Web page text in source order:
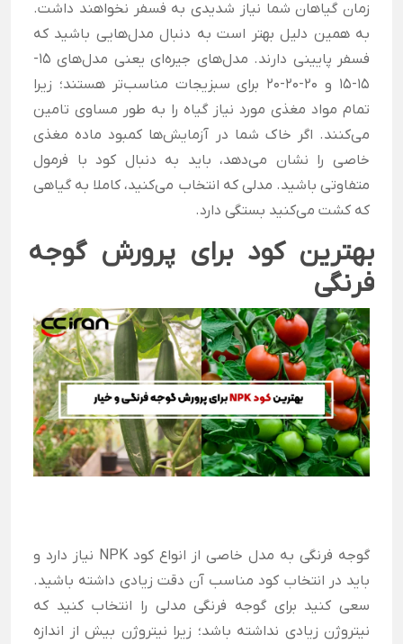
زمان گیاهان شما نیاز شدیدی به فسفر نخواهند داشت.
به همین دلیل بهتر است به دنبال مدل‌هایی باشید که
فسفر پایینی دارند.
مدل‌های جیره‌ای یعنی مدل‌های 15-
15-15 و 20-20-20 برای سبزیجات مناسب‌تر هستند؛ زیرا
تمام مواد مغذی مورد نیاز گیاه را به طور مساوی تامین
می‌کنند. اگر خاک شما در آزمایش‌ها کمبود ماده مغذی
خاصی را نشان می‌دهد، باید به دنبال کود با فرمول
متفاوتی باشید. مدلی که انتخاب می‌کنید، کاملا به گیاهی
که کشت می‌کنید بستگی دارد.
بهترین کود برای پرورش گوجه
فرنگی
گوجه فرنگی به مدل خاصی از انواع کود NPK نیاز دارد و
باید در انتخاب کود مناسب آن دقت زیادی داشته باشید.
سعی کنید برای گوجه فرنگی مدلی را انتخاب کنید که
نیتروژن زیادی نداشته باشد؛ زیرا نیتروژن بیش از اندازه